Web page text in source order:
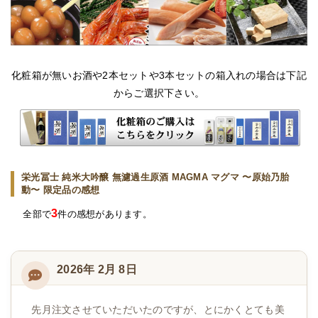
化粧箱が無いお酒や2本セットや3本セットの箱入れの場合は下記
からご選択下さい。
栄光冨士 純米大吟醸 無濾過生原酒 MAGMA マグマ 〜原始乃胎
動〜 限定品の感想
全部で3件の感想があります。
2026年 2月 8日
先月注文させていただいたのですが、とにかくとても美